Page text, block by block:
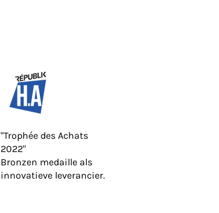
"Trophée des Achats
2022"
Bronzen medaille als
innovatieve leverancier.